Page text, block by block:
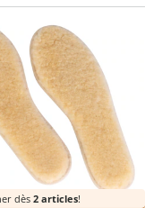
dès 2 articles!